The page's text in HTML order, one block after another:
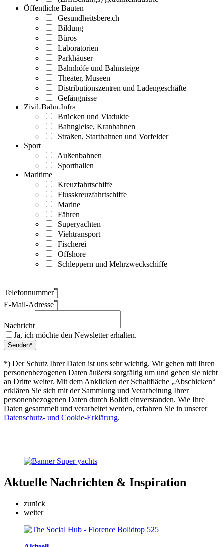
Öffentliche Bauten
Gesundheitsbereich
Bildung
Büros
Laboratorien
Parkhäuser
Bahnhöfe und Bahnsteige
Theater, Museen
Distributionszentren und Ladengeschäfte
Gefängnisse
Zivil-Bahn-Infra
Brücken und Viadukte
Bahngleise, Kranbahnen
Straßen, Startbahnen und Vorfelder
Sport
Außenbahnen
Sporthallen
Maritime
Kreuzfahrtschiffe
Flusskreuzfahrtschiffe
Marine
Fähren
Superyachten
Viehtransport
Fischerei
Offshore
Schleppern und Mehrzweckschiffe
Telefonnummer*
E-Mail-Adresse*
Nachricht
Ja, ich möchte den Newsletter erhalten.
*) Der Schutz Ihrer Daten ist uns sehr wichtig. Wir gehen mit Ihren
personenbezogenen Daten äußerst sorgfältig um und geben sie nicht
an Dritte weiter. Mit dem Anklicken der Schaltfläche „Abschicken“
erklären Sie sich mit der Sammlung und Verarbeitung Ihrer
personenbezogenen Daten durch Bolidt einverstanden. Wie Ihre
Daten gesammelt und verarbeitet werden, erfahren Sie in unserer
Datenschutz- und Cookie-Erklärung.
Aktuelle Nachrichten & Inspiration
zurück
weiter